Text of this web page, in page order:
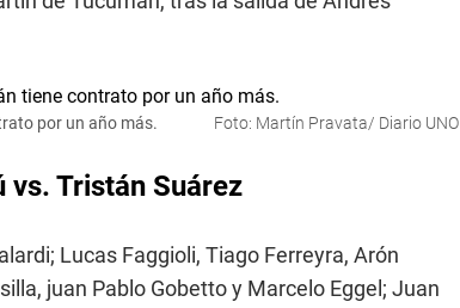
por un año más. Foto: Martín Pravata/ Diario UNO
Tristán Suárez
Lucas Faggioli, Tiago Ferreyra, Arón
juan Pablo Gobetto y Marcelo Eggel; Juan